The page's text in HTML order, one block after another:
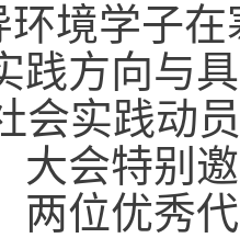
环境学子
践方向与
会实践动
大会特别
两位优秀